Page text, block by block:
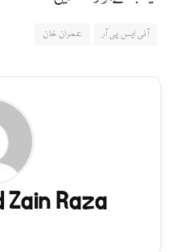
آئی ایس پی آر عمران خان
Raza